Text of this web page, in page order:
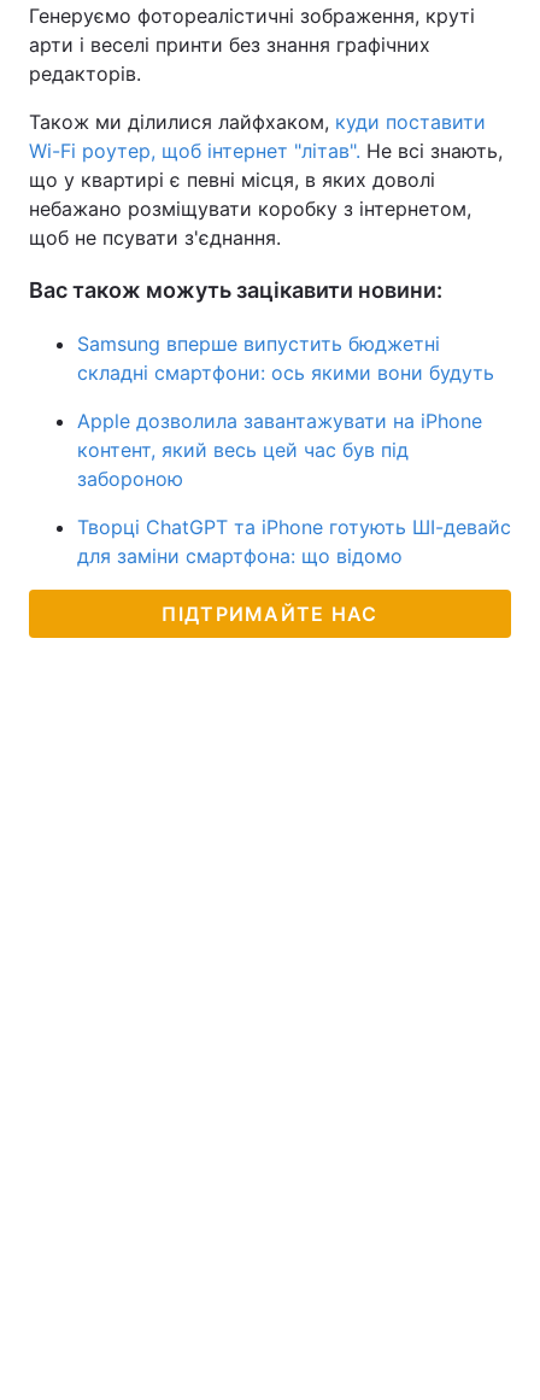
Генеруємо фотореалістичні зображення, круті
арти і веселі принти без знання графічних
редакторів.
Також ми ділилися лайфхаком, куди поставити
Wi-Fi роутер, щоб інтернет "літав". Не всі знають,
що у квартирі є певні місця, в яких доволі
небажано розміщувати коробку з інтернетом,
щоб не псувати з'єднання.
Вас також можуть зацікавити новини:
Samsung вперше випустить бюджетні
складні смартфони: ось якими вони будуть
Apple дозволила завантажувати на iPhone
контент, який весь цей час був під
забороною
Творці ChatGPT та iPhone готують ШІ-девайс
для заміни смартфона: що відомо
ПІДТРИМАЙТЕ НАС